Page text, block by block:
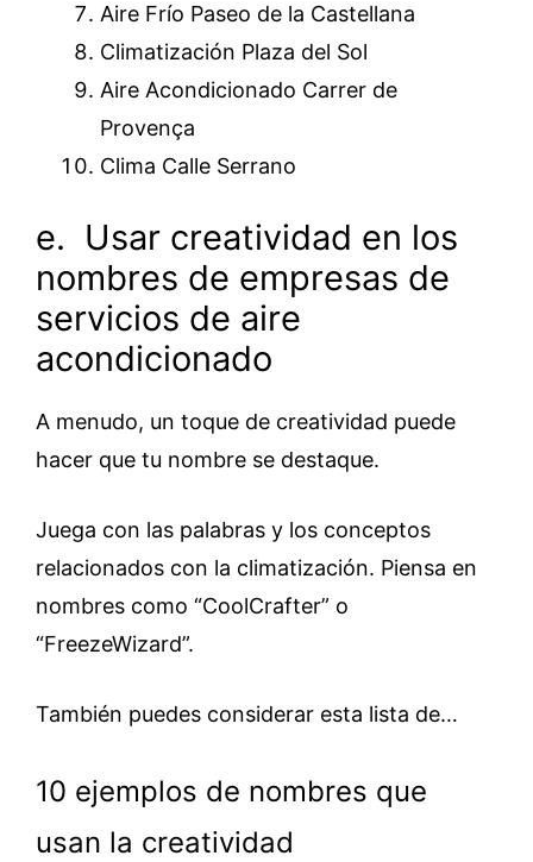
Aire Frío Paseo de la Castellana
Climatización Plaza del Sol
Aire Acondicionado Carrer de
Provença
Clima Calle Serrano
e. Usar creatividad en los
nombres de empresas de
servicios de aire
acondicionado
A menudo, un toque de creatividad puede
hacer que tu nombre se destaque.
Juega con las palabras y los conceptos
relacionados con la climatización. Piensa en
nombres como “CoolCrafter” o
“FreezeWizard”.
También puedes considerar esta lista de…
10 ejemplos de nombres que
usan la creatividad